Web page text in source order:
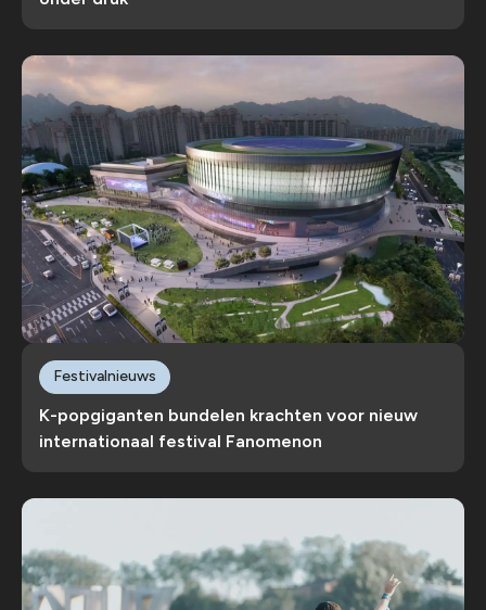
K-popgiganten bundelen krachten voor nieuw
internationaal festival Fanomenon
Festivalnieuws